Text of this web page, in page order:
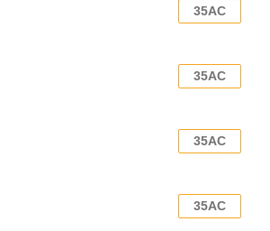
35AC
35AC
35AC
35AC